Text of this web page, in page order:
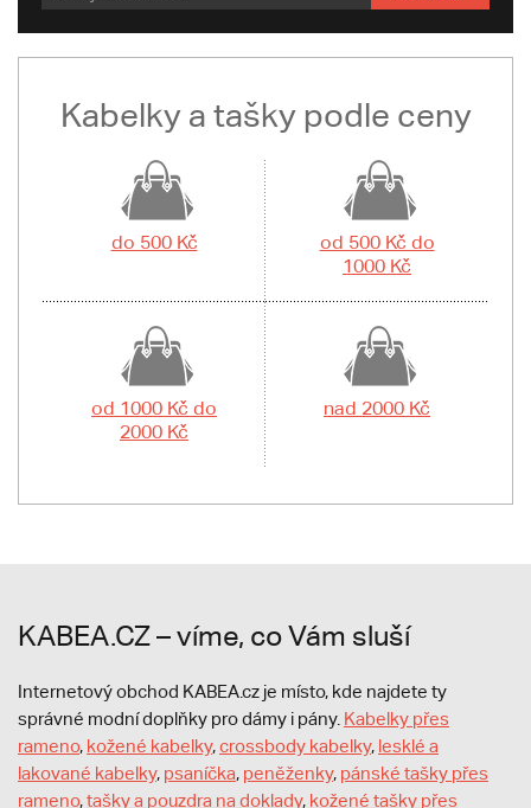
Kabelky a tašky podle ceny
do 500 Kč
od 500 Kč do
1000 Kč
od 1000 Kč do
2000 Kč
nad 2000 Kč
KABEA.CZ – víme, co Vám sluší
Internetový obchod KABEA.cz je místo, kde najdete ty
správné modní doplňky pro dámy i pány. Kabelky přes
rameno, kožené kabelky,crossbody kabelky, lesklé a
lakované kabelky, psaníčka, peněženky, pánské tašky přes
rameno,tašky a pouzdra na doklady, kožené tašky přes